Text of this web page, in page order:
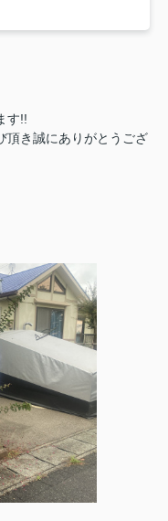
す!!
頂き誠にありがとうござ